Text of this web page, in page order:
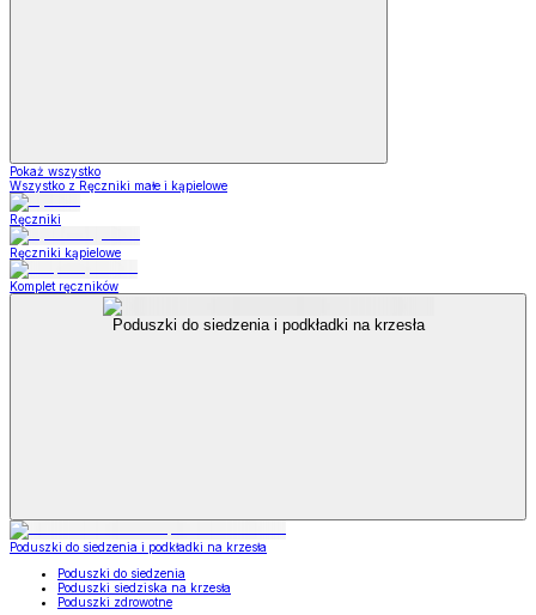
Pokaż wszystko
Wszystko z Ręczniki małe i kąpielowe
Ręczniki
Ręczniki kąpielowe
Komplet ręczników
Poduszki do siedzenia i podkładki na krzesła
Poduszki do siedzenia i podkładki na krzesła
Poduszki do siedzenia
Poduszki siedziska na krzesła
Poduszki zdrowotne